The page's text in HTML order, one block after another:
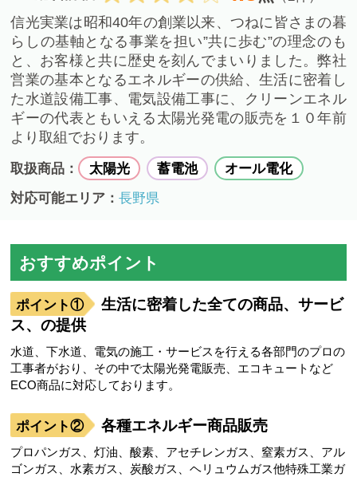
信光実業は昭和40年の創業以来、つねに皆さまの暮
らしの基軸となる事業を担い”共に歩む”の理念のも
と、お客様と共に歴史を刻んでまいりました。弊社
営業の基本となるエネルギーの供給、生活に密着し
た水道設備工事、電気設備工事に、クリーンエネル
ギーの代表ともいえる太陽光発電の販売を１０年前
より取組でおります。
取扱商品： 太陽光 蓄電池
オール電化
対応可能エリア：長野県
おすすめポイント
生活に密着した全ての商品、サービ
ス、の提供
水道、下水道、電気の施工・サービスを行える各部門のプロの
工事者がおり、その中で太陽光発電販売、エコキュートなど
ECO商品に対応しております。
各種エネルギー商品販売
プロパンガス、灯油、酸素、アセチレンガス、窒素ガス、アル
ゴンガス、水素ガス、炭酸ガス、ヘリュウムガス他特殊工業ガ